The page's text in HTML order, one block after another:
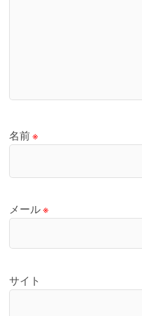
名前※
メール※
サイト